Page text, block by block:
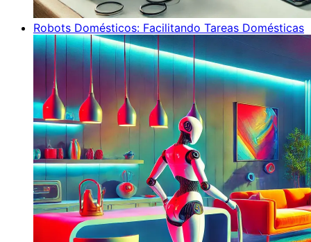
Robots Domésticos: Facilitando Tareas Domésticas